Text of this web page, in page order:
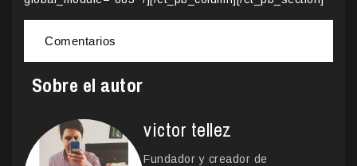
Comentarios
Sobre el autor
victor tellez
Fundador y creador de